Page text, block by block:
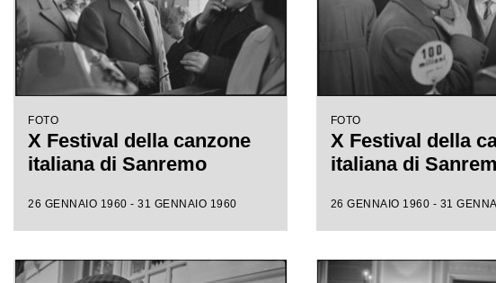
FOTO
X Festival della canzone
italiana di Sanremo
26 GENNAIO 1960 - 31 GENNAIO 1960
FOTO
X Festival della
italiana di
26 GENNAIO 1960 - 31